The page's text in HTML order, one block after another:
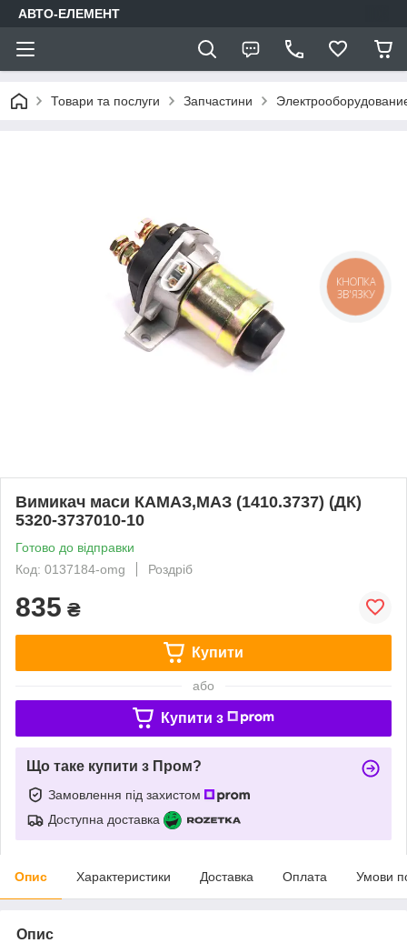
АВТО-ЕЛЕМЕНТ
Товари та послуги Запчастини
Вимикач маси КАМАЗ,МАЗ (1410.3737) (ДК)
5320-3737010-10
Готово до відправки
Код: 0137184-omg
Роздріб
835 ₴
Купити
або
Купити з
Що таке купити з Пром?
Замовлення під захистом
Доступна доставка
Опис Характеристики Доставка Оплата Умови
Опис
КНОПКА
ЗВ'ЯЗКУ